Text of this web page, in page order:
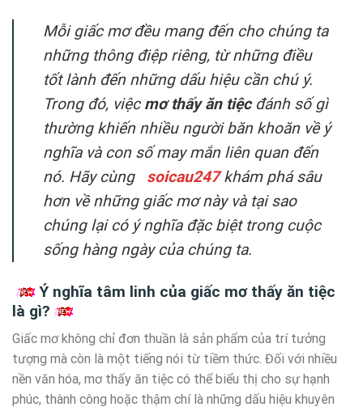
Mỗi giấc mơ đều mang đến cho chúng ta
những thông điệp riêng, từ những điều
tốt lành đến những dấu hiệu cần chú ý.
Trong đó, việcmơ thấy ăn tiệcđánh số gì
thường khiến nhiều người băn khoăn về ý
nghĩa và con số may mắn liên quan đến
nó. Hãy cùng
soicau247khám phá sâu
hơn về những giấc mơ này và tại sao
chúng lại có ý nghĩa đặc biệt trong cuộc
sống hàng ngày của chúng ta.
Ý nghĩa tâm linh của giấc mơ thấy ăn tiệc
là gì?
Giấc mơ không chỉ đơn thuần là sản phẩm của trí tưởng
tượng mà còn là một tiếng nói từ tiềm thức. Đối với nhiều
nền văn hóa, mơ thấy ăn tiệc có thể biểu thị cho sự hạnh
phúc, thành công hoặc thậm chí là những dấu hiệu khuyên